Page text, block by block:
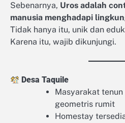
Sebenarnya, Uros adalah
manusia menghadapi
Tidak hanya itu, unik dan
Karena itu, wajib dikunjungi.
Desa Taquile
Masyarakat
geometris rumit
Homestay